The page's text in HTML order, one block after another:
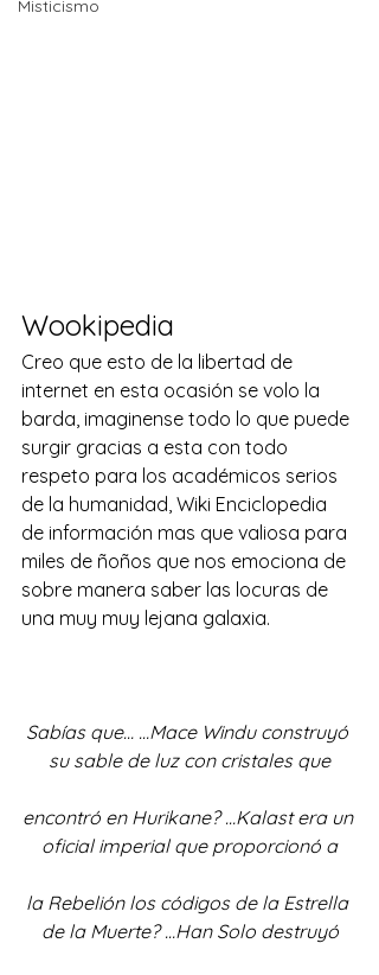
Misticismo
Wookipedia
Creo que esto de la libertad de
internet en esta ocasión se volo la
barda, imaginense todo lo que puede
surgir gracias a esta con todo
respeto para los académicos serios
de la humanidad, Wiki Enciclopedia
de información mas que valiosa para
miles de ñoños que nos emociona de
sobre manera saber las locuras de
una muy muy lejana galaxia.
Sabías que… …Mace Windu construyó
su sable de luz con cristales que
encontró en Hurikane? …Kalast era un
oficial imperial que proporcionó a
la Rebelión los códigos de la Estrella
de la Muerte? …Han Solo destruyó